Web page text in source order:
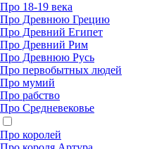
Про 18-19 века
Про Древнюю Грецию
Про Древний Египет
Про Древний Рим
Про Древнюю Русь
Про первобытных людей
Про мумий
Про рабство
Про Средневековье
Про королей